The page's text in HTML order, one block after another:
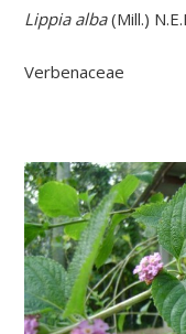
Lippia alba(Mill.)
Verbenaceae